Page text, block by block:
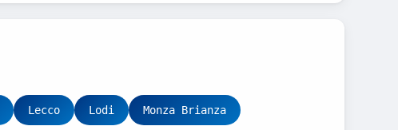
Lecco Lodi Monza Brianza